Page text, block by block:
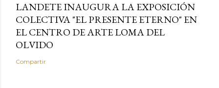
LANDETE INAUGURA LA EXPOSICIÓN
COLECTIVA "EL PRESENTE ETERNO" EN
EL CENTRO DE ARTE LOMA DEL
OLVIDO
Compartir